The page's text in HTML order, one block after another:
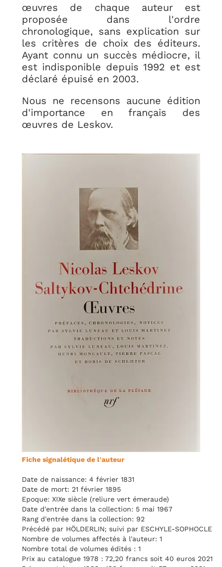
œuvres de chaque auteur est
proposée dans l'ordre
chronologique, sans explication sur
les critères de choix des éditeurs.
Ayant connu un succès médiocre, il
est indisponible depuis 1992 et est
déclaré épuisé en 2003.
Nous ne recensons aucune édition
d'importance en français des
œuvres de Leskov.
Fiche signalétique de l'auteur
Date de naissance: 4 février 1831
Date de mort: 21 février 1895
Epoque: XIXe siècle (reliure vert émeraude)
Date d'entrée dans la collection: 5 mai 1967
Rang d'entrée dans la collection: 92
Précédé par HÖLDERLIN; suivi par ESCHYLE-SOPHOCLE
Nombre de volumes affectés à l'auteur: 1
Nombre total de volumes édités : 1
Prix au catalogue 1978 : 72,20 francs soit 40 euros 2021